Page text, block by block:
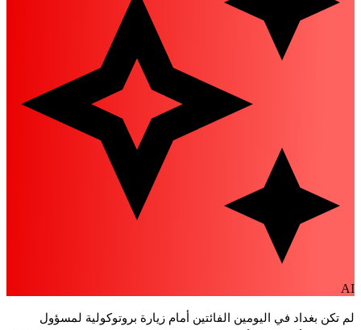
AI
لم تكن بغداد في اليومين الفائتين أمام زيارة بروتوكولية لمسؤول